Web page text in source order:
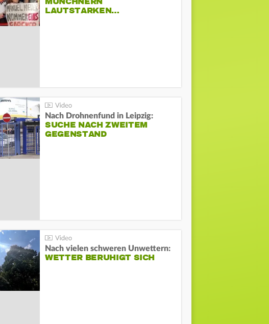
LAUTSTARKEN…
Nach Drohnenfund in Leipzig:
SUCHE NACH ZWEITEM
GEGENSTAND
Nach vielen schweren Unwettern:
WETTER BERUHIGT SICH